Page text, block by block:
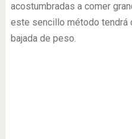
acostumbradas a comer
este sencillo método tendrá
bajada de peso.